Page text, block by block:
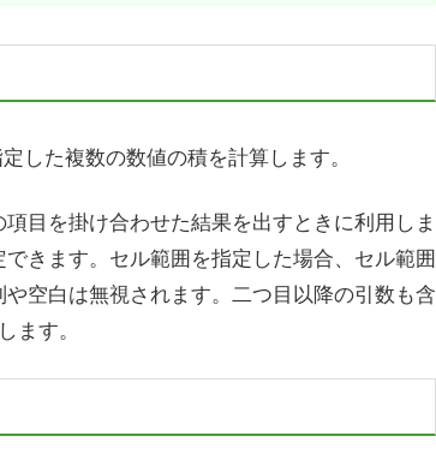
した複数の数値の積を計算します。
目を掛け合わせた結果を出すときに利用しま
きます。セル範囲を指定した場合、セル範囲
空白は無視されます。二つ目以降の引数も含
ます。